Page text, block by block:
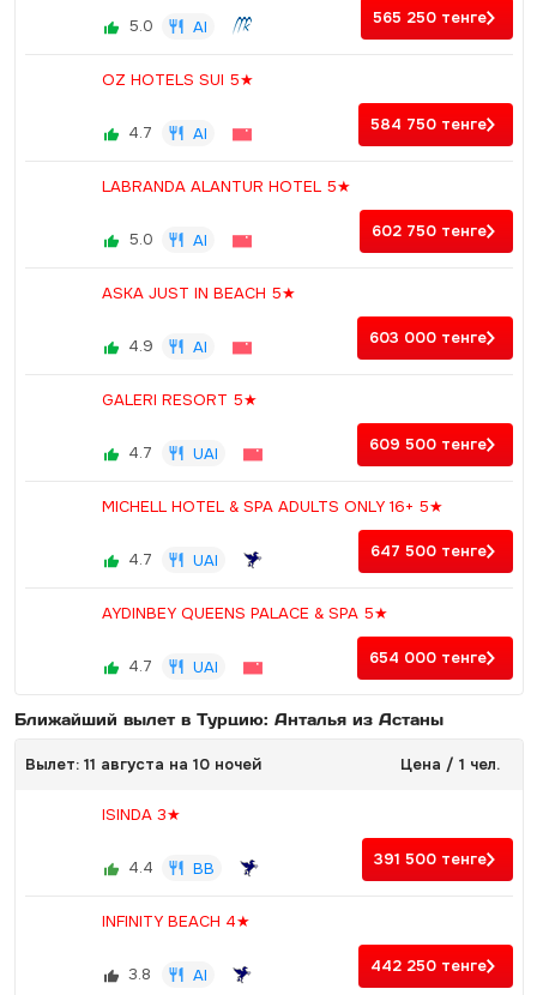
5.0 AI 565 250 тенге
OZ HOTELS SUI 5★
4.7 AI 584 750 тенге
LABRANDA ALANTUR HOTEL 5★
5.0 AI 602 750 тенге
ASKA JUST IN BEACH 5★
4.9 AI 603 000 тенге
GALERI RESORT 5★
4.7 UAI 609 500 тенге
MICHELL HOTEL & SPA ADULTS ONLY 16+ 5★
4.7 UAI 647 500 тенге
AYDINBEY QUEENS PALACE & SPA 5★
4.7 UAI 654 000 тенге
Ближайший вылет в Турцию: Анталья из Астаны
Вылет: 11 августа на 10 ночей Цена / 1 чел.
ISINDA 3★
4.4 BB 391 500 тенге
INFINITY BEACH 4★
3.8 AI 442 250 тенге